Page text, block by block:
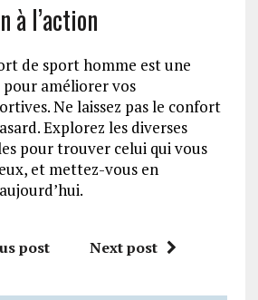
à l’action
de sport homme est une
améliorer vos
Ne laissez pas le confort
Explorez les diverses
pour trouver celui qui vous
et mettez-vous en
post Next post